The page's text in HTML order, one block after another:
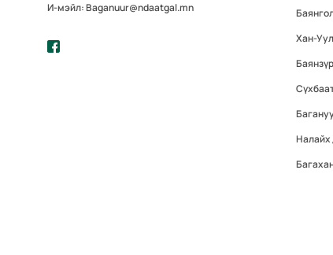
И-мэйл: Baganuur@ndaatgal.mn
Хан-
Налайх